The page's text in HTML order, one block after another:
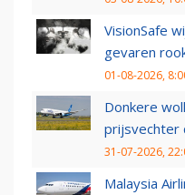
VisionSafe
gevaren
01-08-2026,
Donkere
prijsvechter
31-07-2026,
Malaysia